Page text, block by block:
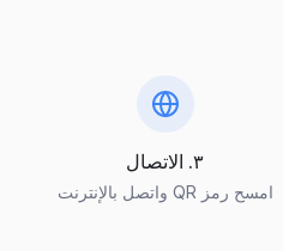
٣. الاتصال
امسح رمز QR واتصل بالإنترنت